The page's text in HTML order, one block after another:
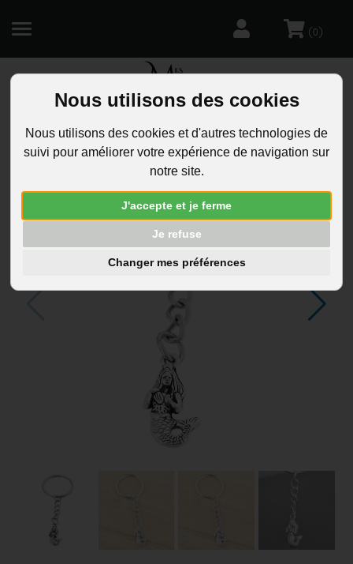
Nous utilisons des cookies
Nous utilisons des cookies et d'autres technologies de
suivi pour améliorer votre expérience de navigation sur
notre site.
J'accepte et je ferme
Je refuse
Changer mes préférences
(0)